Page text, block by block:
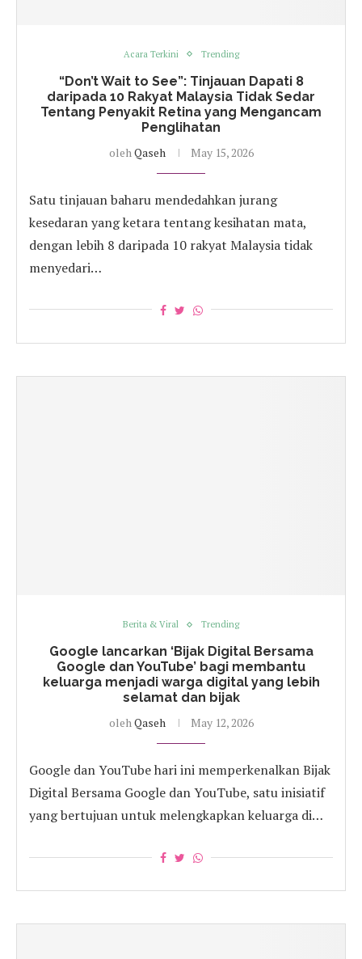
Acara Terkini Trending
“Don’t Wait to See”: Tinjauan Dapati 8
daripada 10 Rakyat Malaysia Tidak Sedar
Tentang Penyakit Retina yang Mengancam
Penglihatan
oleh Qaseh May 15, 2026
Satu tinjauan baharu mendedahkan jurang
kesedaran yang ketara tentang kesihatan mata,
dengan lebih 8 daripada 10 rakyat Malaysia tidak
menyedari…
Berita & Viral Trending
Google lancarkan ‘Bijak Digital Bersama
Google dan YouTube’ bagi membantu
keluarga menjadi warga digital yang lebih
selamat dan bijak
olehQaseh May 12, 2026
Google dan YouTube hari ini memperkenalkan Bijak
Digital Bersama Google dan YouTube, satu inisiatif
yang bertujuan untuk melengkapkan keluarga di…